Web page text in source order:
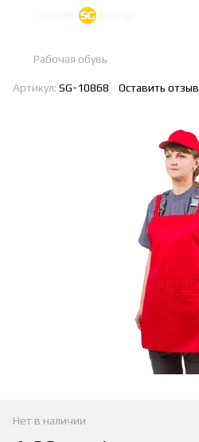
Рабочая обувь
Артикул: SG-10868 Оставить отзыв
Нет в наличии